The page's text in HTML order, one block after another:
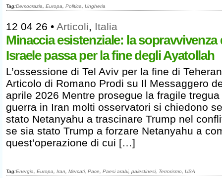
Tag:Democrazia Europa Politica Ungheria
12 04 26 • Articoli, Italia
Minaccia esistenziale: la sopravvivenza
Israele passa per la fine degli Ayatollah
L’ossessione di Tel Aviv per la fine di
Articolo di Romano Prodi su Il Messaggero
aprile 2026 Mentre prosegue la fragile
guerra in Iran molti osservatori si chiedono
stato Netanyahu a trascinare Trump nel
se sia stato Trump a forzare Netanyahu a
quest’operazione di cui […]
Tag:Energia Europa Iran Mercati, Pace Paesi arabi, palestinesi, Terrorismo USA